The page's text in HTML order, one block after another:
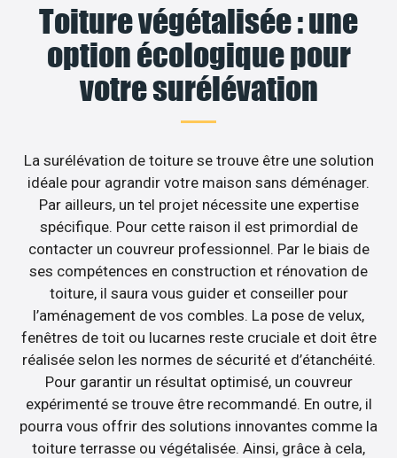
Toiture végétalisée : une
option écologique pour
votre surélévation
La surélévation de toiture se trouve être une solution
idéale pour agrandir votre maison sans déménager.
Par ailleurs, un tel projet nécessite une expertise
spécifique. Pour cette raison il est primordial de
contacter un couvreur professionnel. Par le biais de
ses compétences en construction et rénovation de
toiture, il saura vous guider et conseiller pour
l’aménagement de vos combles. La pose de velux,
fenêtres de toit ou lucarnes reste cruciale et doit être
réalisée selon les normes de sécurité et d’étanchéité.
Pour garantir un résultat optimisé, un couvreur
expérimenté se trouve être recommandé. En outre, il
pourra vous offrir des solutions innovantes comme la
toiture terrasse ou végétalisée. Ainsi, grâce à cela,